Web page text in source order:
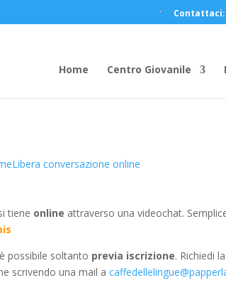
Contattaci:
Home Centro Giovanile
Libera conversazione online
tiene online attraverso una videochat.
possibile soltanto previa iscrizione. Richiedi
scrivendo una mail a